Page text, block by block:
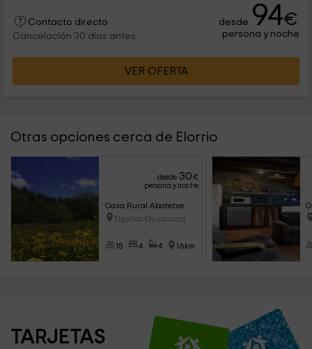
Contacto directo
Cancelación 30 días antes
desde 94€
persona y noche
VER OFERTA
Otras opciones cerca de Elorrio
desde 30€
persona y noche
Casa Rural Abatetxe
Elgoibar (Guipúzcoa)
15 4 4 16km
TARJETAS